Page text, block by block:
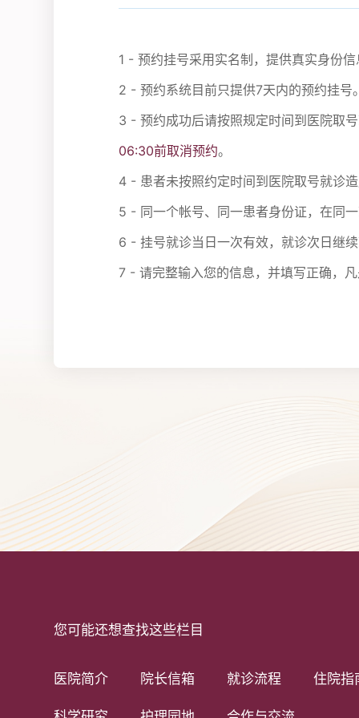
1 - 预约挂号采用实名制，提供真实身份
2 - 预约系统目前只提供7天内的预约挂号
3 - 预约成功后请按照规定时间到医院取
06:30前取消预约。
4 - 患者未按照约定时间到医院取号就诊
5 - 同一个帐号、同一患者身份证，在同
6 - 挂号就诊当日一次有效，就诊次日继
7 - 请完整输入您的信息，并填写正确，
您可能还想查找这些栏目
医院简介 院长信箱 就诊流程 住院指